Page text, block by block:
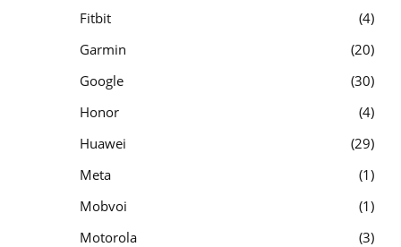
Fitbit
4
Garmin
20
Google
30
Honor
4
Huawei
29
Meta
1
Mobvoi
1
Motorola
3